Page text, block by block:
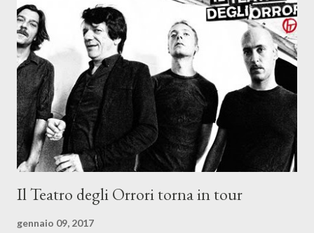
Il Teatro degli Orrori torna in tour
gennaio 09, 2017